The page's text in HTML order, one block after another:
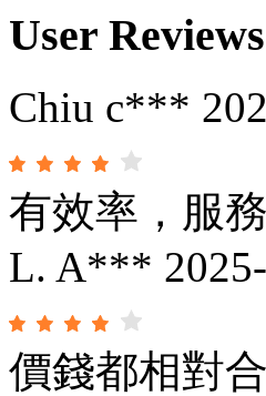
User Reviews
Chiu c***
有效率，服
L. A***
價錢都相對